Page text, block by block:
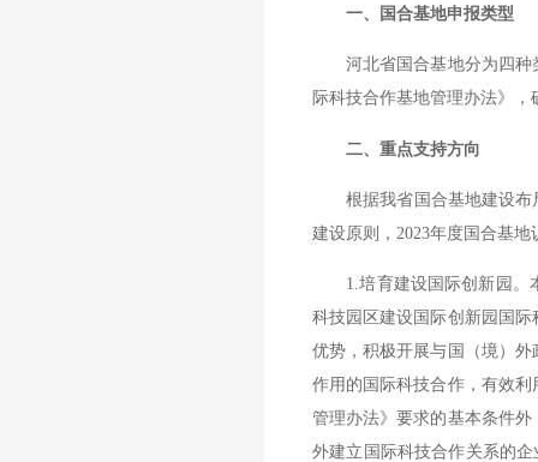
一、国合基地申报类型
河北省国合基地分为四种类
际科技合作基地管理办法》
二、重点支持方向
根据我省国合基地建设布局
建设原则，2023年度国合基
1.培育建设国际创新园。本
科技园区建设国际创新园国
优势，积极开展与国（境）
作用的国际科技合作，有效
管理办法》要求的基本条件
外建立国际科技合作关系的